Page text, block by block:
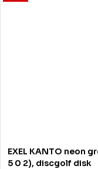
EXEL KANTO neon
5 0 2), discgolf disk